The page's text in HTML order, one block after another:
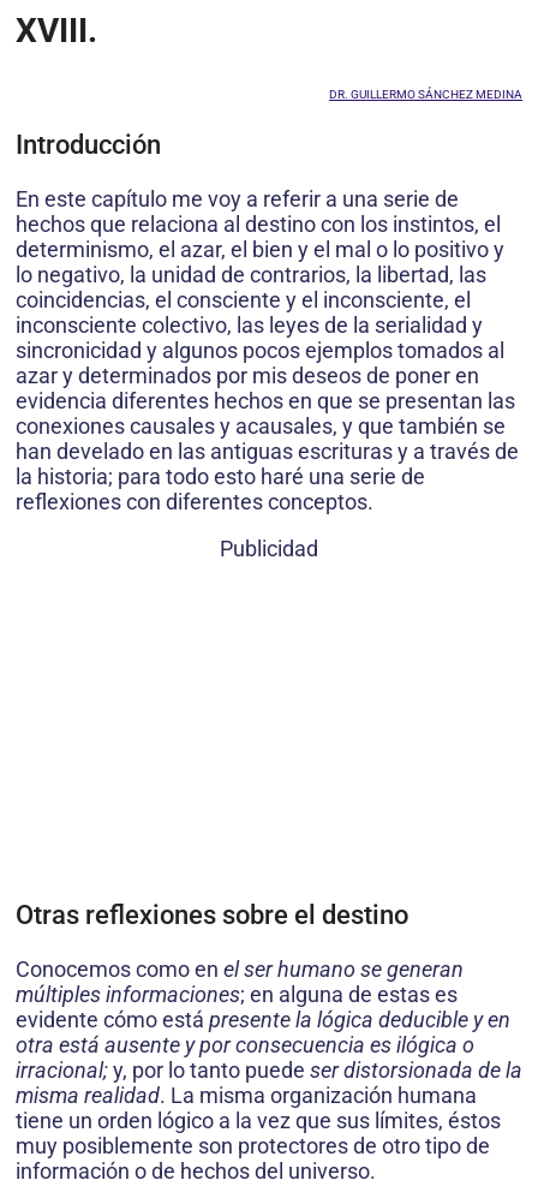
XVIII.
DR. GUILLERMO SÁNCHEZ MEDINA
Introducción
En este capítulo me voy a referir a una serie de
hechos que relaciona al destino con los instintos, el
determinismo, el azar, el bien y el mal o lo positivo y
lo negativo, la unidad de contrarios, la libertad, las
coincidencias, el consciente y el inconsciente, el
inconsciente co­lectivo, las leyes de la serialidad y
sincronicidad y algunos pocos ejemplos tomados al
azar y determinados por mis deseos de poner en
evidencia diferentes hechos en que se presentan las
conexiones causales y acausales, y que también se
han develado en las antiguas escrituras y a través de
la historia; para todo esto haré una serie de
reflexiones con diferentes conceptos.
Publicidad
Otras reflexiones sobre el destino
Conocemos como en el ser humano se generan
múltiples informaciones; en alguna de estas es
evidente cómo está presente la lógica deducible y en
otra está ausente y por conse­cuencia es ilógica o
irracional;y, por lo tanto puede ser distorsionada de la
misma realidad. La misma organización humana
tiene un orden lógico a la vez que sus límites, éstos
muy po­siblemente son protectores de otro tipo de
información o de hechos del universo.